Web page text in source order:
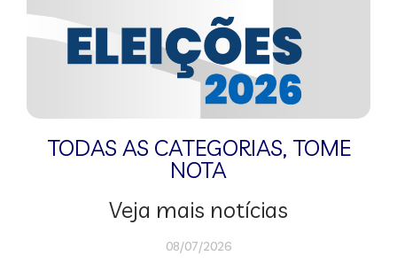
TODAS AS CATEGORIAS, TOME
NOTA
Veja mais notícias
08/07/2026